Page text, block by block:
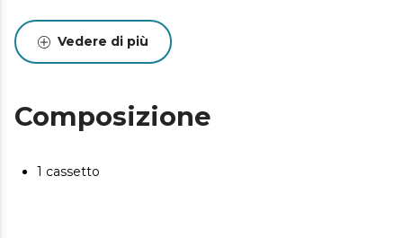
Vedere di più
Composizione
1 cassetto